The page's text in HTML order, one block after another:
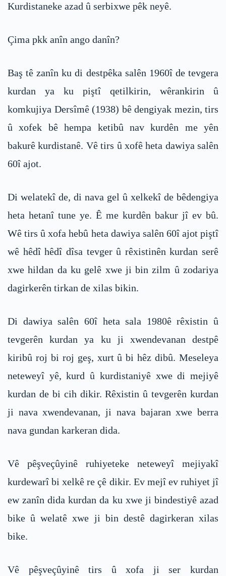
Kurdistaneke azad û serbixwe pêk neyê.
Çima pkk anîn ango danîn?
Baş tê zanîn ku di destpêka salên 1960î de tevgera
kurdan ya ku piştî qetilkirin, wêrankirin û
komkujiya Dersîmê (1938) bê dengiyak mezin, tirs
û xofek bê hempa ketibû nav kurdên me yên
bakurê kurdistanê. Vê tirs û xofê heta dawiya salên
60î ajot.
Di welatekî de, di nava gel û xelkekî de bêdengiya
heta hetanî tune ye. Ê me kurdên bakur jî ev bû.
Wê tirs û xofa hebû heta dawiya salên 60î ajot piştî
wê hêdî hêdî dîsa tevger û rêxistinên kurdan serê
xwe hildan da ku gelê xwe ji bin zilm û zodariya
dagirkerên tirkan de xilas bikin.
Di dawiya salên 60î heta sala 1980ê rêxistin û
tevgerên kurdan ya ku ji xwendevanan destpê
kiribû roj bi roj geş, xurt û bi hêz dibû. Meseleya
neteweyî yê, kurd û kurdistaniyê xwe di mejiyê
kurdan de bi cih dikir. Rêxistin û tevgerên kurdan
ji nava xwendevanan, ji nava bajaran xwe berra
nava gundan karkeran dida.
Vê pêşveçûyinê ruhiyeteke neteweyî mejiyakî
kurdewarî bi xelkê re çê dikir. Ev mejî ev ruhiyet jî
ew zanîn dida kurdan da ku xwe ji bindestiyê azad
bike û welatê xwe ji bin destê dagirkeran xilas
bike.
Vê pêşveçûyinê tirs û xofa ji ser kurdan